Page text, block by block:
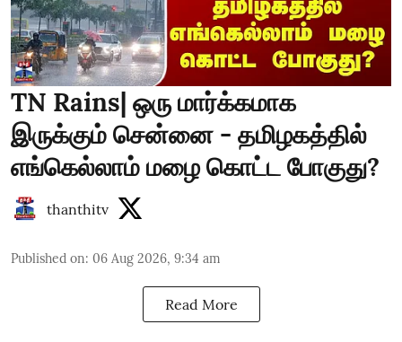
TN Rains| ஒரு மார்க்கமாக
இருக்கும் சென்னை - தமிழகத்தில்
எங்கெல்லாம் மழை கொட்ட போகுது?
thanthitv
Published on: 06 Aug 2026, 9:34 am
Read More